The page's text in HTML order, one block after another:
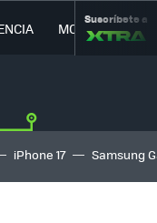
MOVILIDAD
Suscríbete a
iPhone 17 Samsung